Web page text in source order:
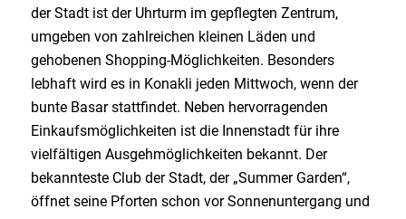
der Stadt ist der Uhrturm im gepflegten Zentrum,
umgeben von zahlreichen kleinen Läden und
gehobenen Shopping-Möglichkeiten. Besonders
lebhaft wird es in Konakli jeden Mittwoch, wenn der
bunte Basar stattfindet. Neben hervorragenden
Einkaufsmöglichkeiten ist die Innenstadt für ihre
vielfältigen Ausgehmöglichkeiten bekannt. Der
bekannteste Club der Stadt, der „Summer Garden“,
öffnet seine Pforten schon vor Sonnenuntergang und